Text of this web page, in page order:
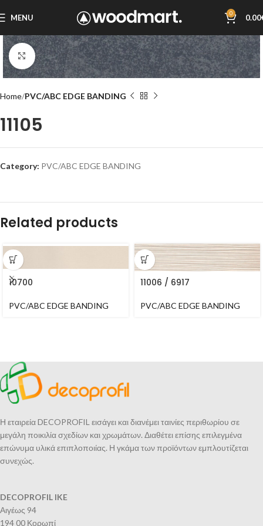
MENU 0 0.00
Click to enlarge
Home PVC/ABC EDGE BANDING
11105
Category: PVC/ABC EDGE BANDING
Related products
10700
PVC/ABC EDGE BANDING
11006 / 6917
PVC/ABC EDGE BANDING
Η εταιρεία DECOPROFIL εισάγει και διανέμει ταινίες περιθωρίου σε
μεγάλη ποικιλία σχεδίων και χρωμάτων. Διαθέτει επίσης επιλεγμένα
επώνυμα υλικά επιπλοποιίας. Η γκάμα των προϊόντων εμπλουτίζεται
συνεχώς.
DECOPROFIL IKE
Αιγέως 94
194 00 Κορωπί